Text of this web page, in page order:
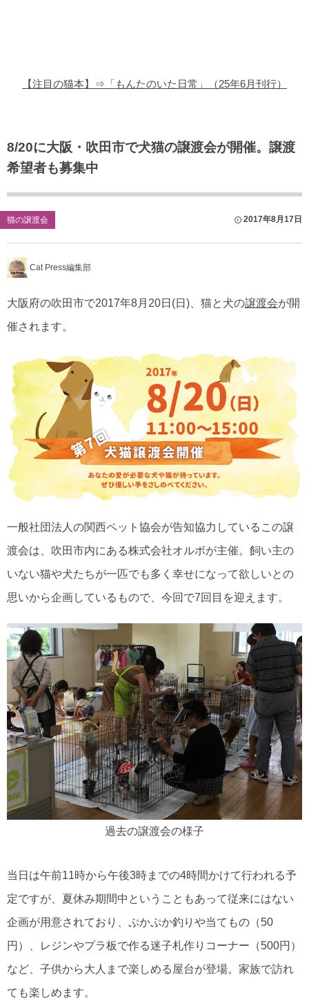
【注目の猫本】⇒「もんたのいた日常」（25年6月刊行）
8/20に大阪・吹田市で犬猫の譲渡会が開催。譲渡
希望者も募集中
猫の譲渡会 2017年8月17日
Cat Press編集部
大阪府の吹田市で2017年8月20日(日)、猫と犬の譲渡会が開
催されます。
一般社団法人の関西ペット協会が告知協力しているこの譲
渡会は、吹田市内にある株式会社オルボが主催。飼い主の
いない猫や犬たちが一匹でも多く幸せになって欲しいとの
思いから企画しているもので、今回で7回目を迎えます。
過去の譲渡会の様子
当日は午前11時から午後3時までの4時間かけて行われる予
定ですが、夏休み期間中ということもあって従来にはない
企画が用意されており、ぷかぷか釣りや当てもの（50
円）、レジンやプラ板で作る迷子札作りコーナー（500円）
など、子供から大人まで楽しめる屋台が登場。家族で訪れ
ても楽しめます。
猫のゲーム・アプリ
猫のフリー写真素材